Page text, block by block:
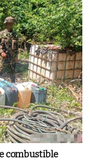
combustible